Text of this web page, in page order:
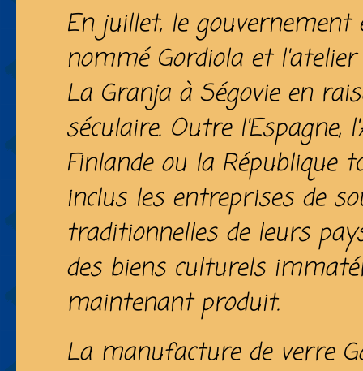
En juillet, le gouvernement
nommé Gordiola et
La Granja à Ségovie en
séculaire. Outre l'Espagne,
Finlande ou la République
inclus les entreprises de
traditionnelles de leurs
des biens culturels
maintenant produit.
La manufacture de verre